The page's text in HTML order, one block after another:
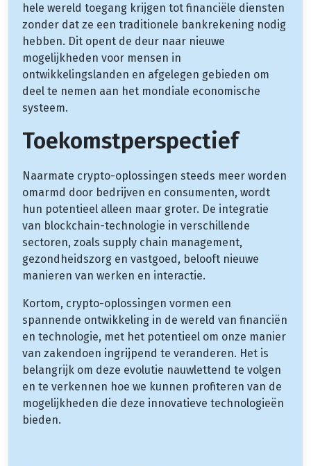
hele wereld toegang krijgen tot financiële diensten
zonder dat ze een traditionele bankrekening nodig
hebben. Dit opent de deur naar nieuwe
mogelijkheden voor mensen in
ontwikkelingslanden en afgelegen gebieden om
deel te nemen aan het mondiale economische
systeem.
Toekomstperspectief
Naarmate crypto-oplossingen steeds meer worden
omarmd door bedrijven en consumenten, wordt
hun potentieel alleen maar groter. De integratie
van blockchain-technologie in verschillende
sectoren, zoals supply chain management,
gezondheidszorg en vastgoed, belooft nieuwe
manieren van werken en interactie.
Kortom, crypto-oplossingen vormen een
spannende ontwikkeling in de wereld van financiën
en technologie, met het potentieel om onze manier
van zakendoen ingrijpend te veranderen. Het is
belangrijk om deze evolutie nauwlettend te volgen
en te verkennen hoe we kunnen profiteren van de
mogelijkheden die deze innovatieve technologieën
bieden.